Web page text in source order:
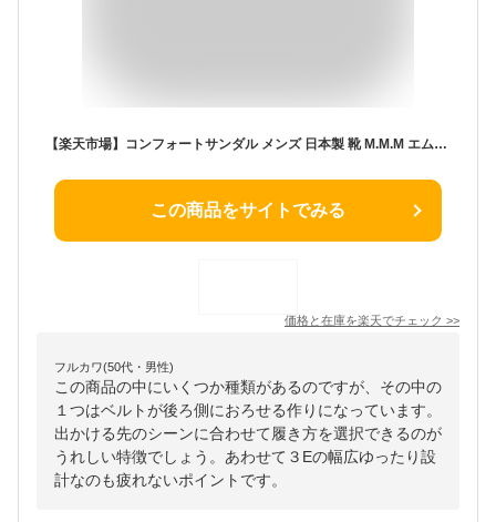
【楽天市場】コンフォートサンダル メンズ 日本製 靴 M.M.M エムスリー 黒 茶 ブラック サンダル 歩きやすい 疲れにくい ぺたんこ カジュアル シンプル かっこいい 大人 紳士 オフィス ギフト プレゼント 95 92：靴のニシムラ
この商品をサイトでみる
価格と在庫を楽天でチェック >>
フルカワ(50代・男性)
この商品の中にいくつか種類があるのですが、その中の
１つはベルトが後ろ側におろせる作りになっています。
出かける先のシーンに合わせて履き方を選択できるのが
うれしい特徴でしょう。あわせて３Eの幅広ゆったり設
計なのも疲れないポイントです。